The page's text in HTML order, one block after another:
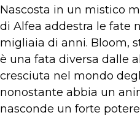
Nascosta in un mistico
di Alfea addestra le fate
migliaia di anni. Bloom,
è una fata diversa dalle
cresciuta nel mondo
nonostante abbia un
nasconde un forte